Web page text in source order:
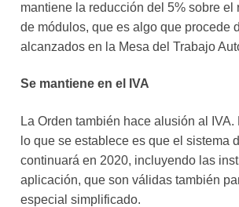
mantiene la reducción del 5% sobre el
de módulos, que es algo que procede
alcanzados en la Mesa del Trabajo
Se mantiene en el IVA
La Orden también hace alusión al
lo que se establece es que el sistema
continuará en 2020, incluyendo las
aplicación, que son válidas también
especial simplificado.